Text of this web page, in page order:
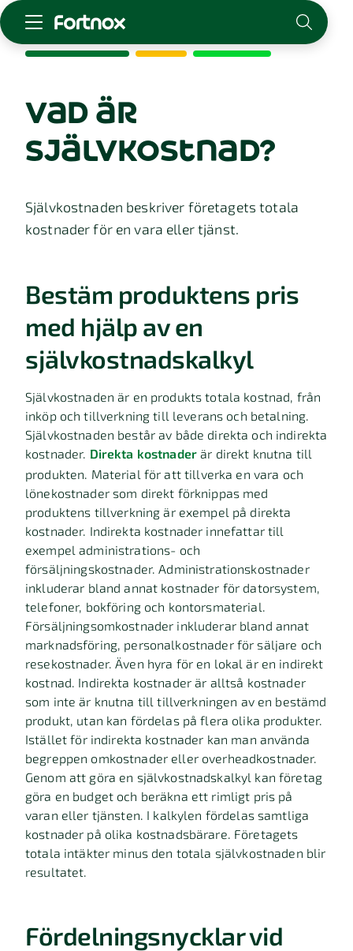
Skaffa Fortnox
För redovisningsbyrån
Kunskap & inspiration
Kontakt
Om Fortnox
vad är
självkostnad?
Självkostnaden beskriver företagets totala
kostnader för en vara eller tjänst.
Bestäm produktens pris
med hjälp av en
självkostnadskalkyl
Självkostnaden är en produkts totala kostnad, från
inköp och tillverkning till leverans och betalning.
Självkostnaden består av både direkta och indirekta
kostnader. Direkta kostnader är direkt knutna till
produkten. Material för att tillverka en vara och
lönekostnader som direkt förknippas med
produktens tillverkning är exempel på direkta
kostnader. Indirekta kostnader innefattar till
exempel administrations- och
försäljningskostnader. Administrationskostnader
inkluderar bland annat kostnader för datorsystem,
telefoner, bokföring och kontorsmaterial.
Försäljningsomkostnader inkluderar bland annat
marknadsföring, personalkostnader för säljare och
resekostnader. Även hyra för en lokal är en indirekt
kostnad. Indirekta kostnader är alltså kostnader
som inte är knutna till tillverkningen av en bestämd
produkt, utan kan fördelas på flera olika produkter.
Istället för indirekta kostnader kan man använda
begreppen omkostnader eller overheadkostnader.
Genom att göra en självkostnadskalkyl kan företag
göra en budget och beräkna ett rimligt pris på
varan eller tjänsten. I kalkylen fördelas samtliga
kostnader på olika kostnadsbärare. Företagets
totala intäkter minus den totala självkostnaden blir
resultatet.
Fördelningsnycklar vid